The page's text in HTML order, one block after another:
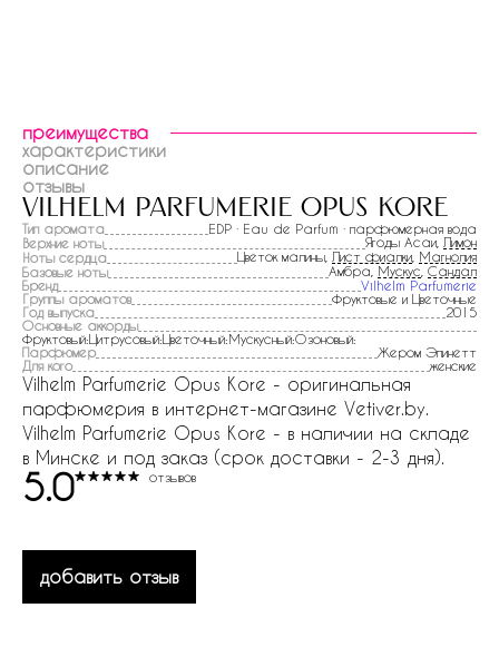
преимущества
характеристики
описание
отзывы
vilhelm parfumerie opus kore
Тип аромата
EDP · Eau de Parfum · парфюмерная вода
Верхние ноты
Ягоды Асаи, Лимон
Ноты сердца
Цветок малины, Лист фиалки Магнолия
Базовые ноты
Амбра, Мускус Сандал
Бренд
Vilhelm Parfumerie
Группы ароматов
Фруктовые и Цветочные
Год выпуска
2015
Основные аккорды
Фруктовый:Цитрусовый:Цветочный:Мускусный:Озоновый:
Парфюмер
Жером Эпинетт
Для кого
женские
Vilhelm Parfumerie Opus Kore - оригинальная
парфюмерия в интернет-магазине Vetiver.by.
Vilhelm Parfumerie Opus Kore - в наличии на складе
в Минске и под заказ (срок доставки - 2-3 дня).
5.0 отзывов
добавить отзыв